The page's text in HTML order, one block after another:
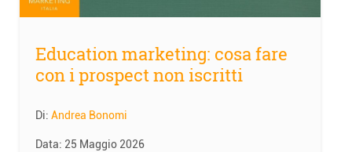
Education marketing: cosa fare
con i prospect non iscritti
Di: Andrea Bonomi
Data: 25 Maggio 2026